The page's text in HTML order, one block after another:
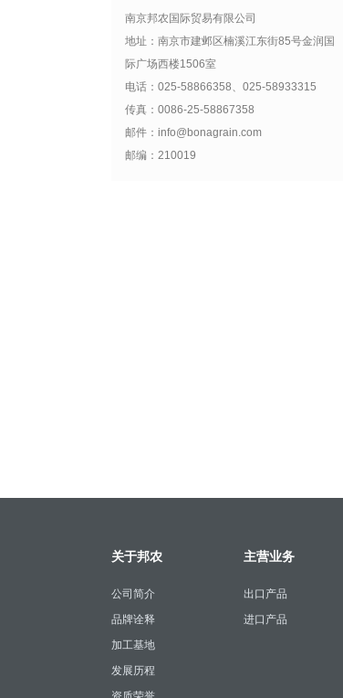
南京邦农国际贸易有限公司
地址：南京市建邺区楠溪江东街85号金润国
际广场西楼1506室
电话：025-58866358、025-58933315
传真：0086-25-58867358
邮件：info@bonagrain.com
邮编：210019
关于邦农
公司简介
品牌诠释
加工基地
发展历程
主营业务
出口产品
进口产品